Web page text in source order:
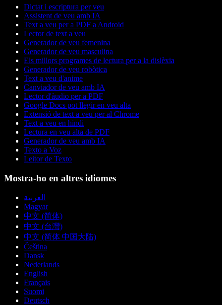
Dictat i escriptura per veu
Assistent de veu amb IA
Text a veu per a PDF a Android
Lector de text a veu
Generador de veu femenina
Generador de veu masculina
Els millors programes de lectura per a la dislèxia
Generador de veu robòtica
Text a veu d'anime
Canviador de veu amb IA
Lector d'àudio per a PDF
Google Docs pot llegir en veu alta
Extensió de text a veu per al Chrome
Text a veu en hindi
Lectura en veu alta de PDF
Generador de veu amb IA
Texto a Voz
Leitor de Texto
Mostra-ho en altres idiomes
العربية
Magyar
中文 (简体)
中文 (台灣)
中文 (简体 中国大陆)
Čeština
Dansk
Nederlands
English
Français
Suomi
Deutsch